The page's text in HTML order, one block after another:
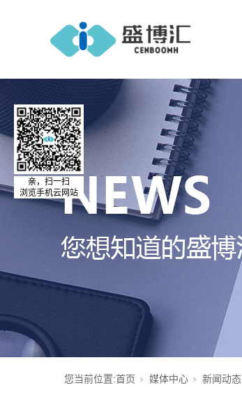
您当前位置:首页 媒体中心 新闻动态
亲，扫一扫
浏览手机云网站